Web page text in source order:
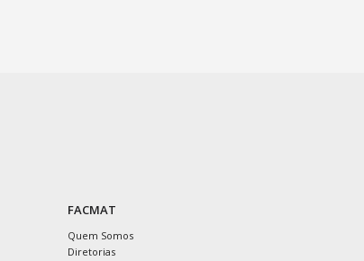
FACMAT
Quem Somos
Diretorias